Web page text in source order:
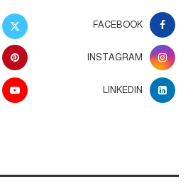
FACEBOOK
INSTAGRAM
LINKEDIN